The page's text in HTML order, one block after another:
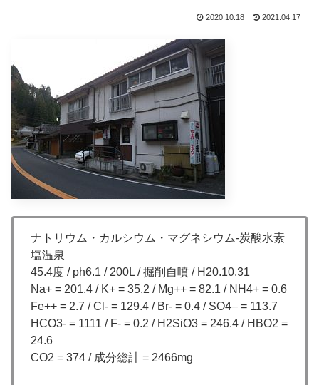
2020.10.18 2021.04.17
ナトリウム・カルシウム・マグネシウム-炭酸水素
塩温泉
45.4度 / ph6.1 / 200L / 掘削自噴 / H20.10.31
Na+ = 201.4 / K+ = 35.2 / Mg++ = 82.1 / NH4+ = 0.6
Fe++ = 2.7 / Cl- = 129.4 / Br- = 0.4 / SO4– = 113.7
HCO3- = 1111 / F- = 0.2 / H2SiO3 = 246.4 / HBO2 =
24.6
CO2 = 374 / 成分総計 = 2466mg